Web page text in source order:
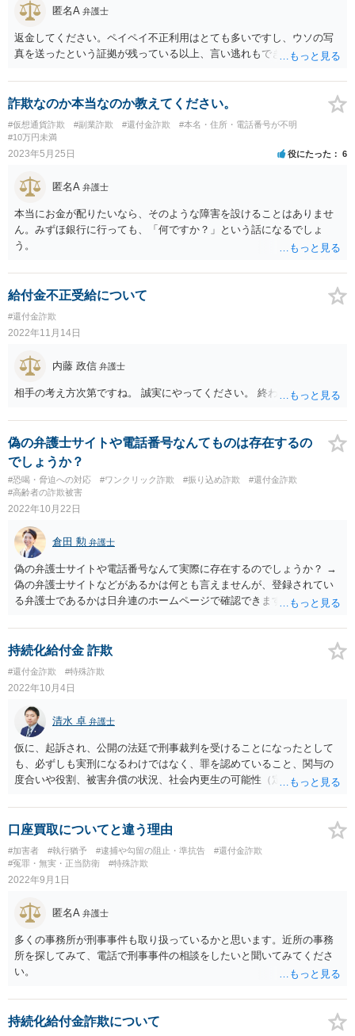
匿名A 弁護士
返金してください。ペイペイ不正利用はとても多いですし、ウソの写
真を送ったという証拠が残っている以上、言い逃れもできません。
詐欺なのか本当なのか教えてください。
#仮想通貨詐欺 #副業詐欺 #還付金詐欺
#本名・住所・電話番号が不明
#10万円未満
2023年5月25日 役にたった 6
匿名A 弁護士
本当にお金が配りたいなら、そのような障害を設けることはありませ
ん。みずほ銀行に行っても、「何ですか？」という話になるでしょ
う。
給付金不正受給について
#還付金詐欺
2022年11月14日
内藤 政信 弁護士
相手の考え方次第ですね。 誠実にやってください。 終わります。
偽の弁護士サイトや電話番号なんてものは存在するの
でしょうか？
#恐喝・脅迫への対応 #ワンクリック詐欺 #振り込め詐欺
#還付金詐欺
#高齢者の詐欺被害
2022年10月22日
倉田 勲 弁護士
偽の弁護士サイトや電話番号なんて実際に存在するのでしょうか？ →
偽の弁護士サイトなどがあるかは何とも言えませんが、登録されてい
る弁護士であるかは日弁連のホームページで確認できます。ご不安で
ょうか。
持続化給付金 詐欺
#還付金詐欺 #特殊詐欺
2022年10月4日
清水 卓 弁護士
仮に、起訴され、公開の法廷で刑事裁判を受けることになったとして
も、必ずしも実刑になるわけではなく、罪を認めていること、関与の
度合いや役割、被害弁償の状況、社会内更生の可能性（定まった住居
を踏まえ、執行猶予になる可能性もあると思われます。
口座買取についてと違う理由
#加害者 #執行猶予 #逮捕や勾留の阻止・準抗告
#還付金詐欺
#冤罪・無実・正当防衛
#特殊詐欺
2022年9月1日
匿名A 弁護士
多くの事務所が刑事事件も取り扱っているかと思います。近所の事務
所を探してみて、電話で刑事事件の相談をしたいと聞いてみてくださ
い。
持続化給付金詐欺について